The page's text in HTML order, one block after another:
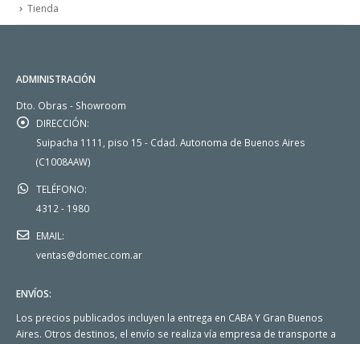
Tienda
ADMINISTRACIÓN
Dto. Obras - Showroom
DIRECCIÓN:
Suipacha 1111, piso 15 - Cdad. Autonoma de Buenos Aires
(C1008AAW)
TELÉFONO:
4312 - 1980
EMAIL:
ventas@domec.com.ar
ENVÍOS:
Los precios publicados incluyen la entrega en CABA Y Gran Buenos
Aires. Otros destinos, el envío se realiza vía empresa de transporte a